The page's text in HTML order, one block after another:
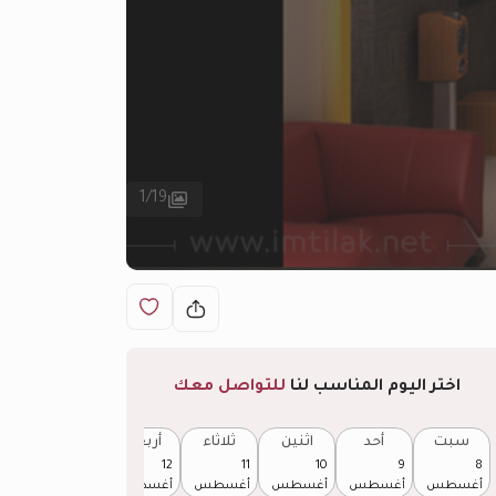
1/ 19
اختر اليوم المناسب لنا للتواصل معك
سبت
8
أغسطس
أحد
9
أغسطس
اثنين
10
أغسطس
ثلاثاء
11
أغسطس
أربعاء
12
أغسطس